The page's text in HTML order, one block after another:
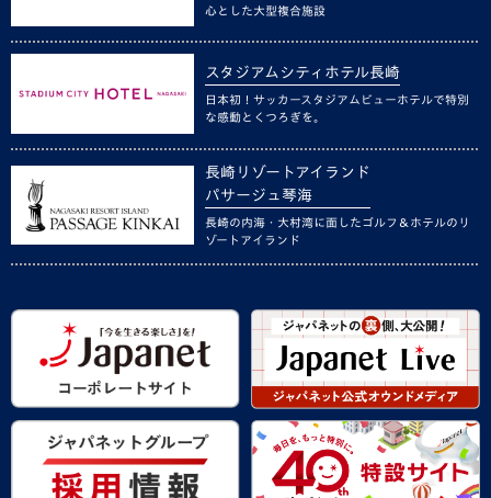
心とした大型複合施設
スタジアムシティホテル長崎
日本初！サッカースタジアムビューホテルで特別
な感動とくつろぎを。
長崎リゾートアイランド
パサージュ琴海
長崎の内海・大村湾に面したゴルフ＆ホテルのリ
ゾートアイランド